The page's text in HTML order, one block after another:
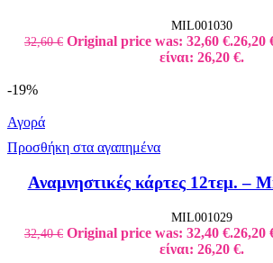
MIL001030
32,60€ Original price was: 32,60 €.26,20
είναι: 26,20 €.
-19%
Αγορά
Προσθήκη στα αγαπημένα
Αναμνηστικές κάρτες 12τεμ. –
MIL001029
32,40€ Original price was: 32,40 €.26,20
είναι: 26,20 €.